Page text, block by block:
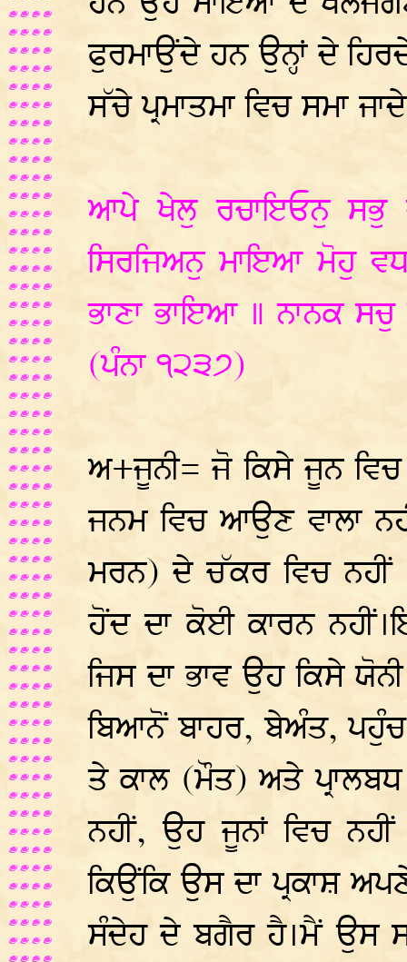
ਫੁਰਮਾਉਂਦੇ ਹਨ ਉਨ੍ਹਾਂ ਦੇ
ਸੱਚੇ ਪ੍ਰਮਾਤਮਾ ਵਿਚ ਸਮਾ
ਆਪੇ ਖੇਲੁ ਰਚਾਇਓਨੁ ਸਭੁ
ਸਿਰਜਿਅਨੁ ਮਾਇਆ ਮੋਹੁ
ਭਾਣਾ ਭਾਇਆ ॥ ਨਾਨਕ
(ਪੰਨਾ ੧੨੩੭)
ਅ+ਜੂਨੀ= ਜੋ ਕਿਸੇ ਜੂਨ ਵਿਚ
ਜਨਮ ਵਿਚ ਆਉਣ ਵਾਲਾ
ਮਰਨ) ਦੇ ਚੱਕਰ ਵਿਚ ਨਹੀਂ
ਹੋਂਦ ਦਾ ਕੋਈ ਕਾਰਨ
ਜਿਸ ਦਾ ਭਾਵ ਉਹ ਕਿਸੇ
ਬਿਆਨੋਂ ਬਾਹਰ, ਬੇਅੰਤ,
ਤੇ ਕਾਲ (ਮੌਤ) ਅਤੇ
ਨਹੀਂ, ਉਹ ਜੂਨਾਂ ਵਿਚ
ਕਿਉਂਕਿ ਉਸ ਦਾ
ਸੰਦੇਹ ਦੇ ਬਗੈਰ ਹੈ।ਮੈਂ ਉਸ